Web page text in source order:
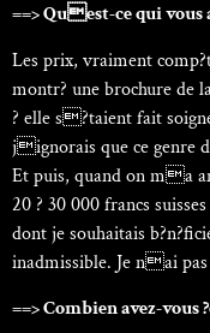
==> Quest-ce qui vous
Les prix, vraiment
montr? une brochure de
? elle s?taient fait
jignorais que ce genre
Et puis, quand on ma
20 ? 30 000 francs
dont je souhaitais
inadmissible. Je nai
==> Combien avez-